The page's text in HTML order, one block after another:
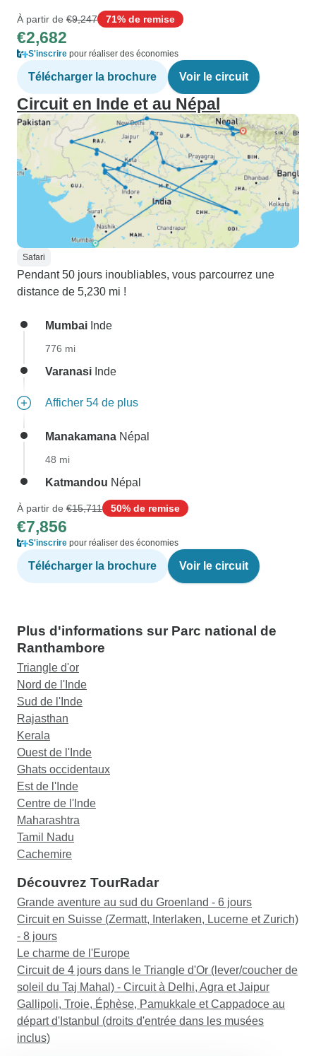
À partir de €9,247 71% de remise
€2,682
S'inscrire pour réaliser des économies
Télécharger la brochure Voir le circuit
Circuit en Inde et au Népal
Safari
Pendant 50 jours inoubliables, vous parcourrez une
distance de 5,230 mi !
Mumbai Inde
776 mi
Varanasi Inde
Afficher 54 de plus
Manakamana Népal
48 mi
Katmandou Népal
À partir de €15,711 50% de remise
€7,856
S'inscrire pour réaliser des économies
Télécharger la brochure Voir le circuit
Plus d'informations sur Parc national de
Ranthambore
Triangle d'or
Nord de l'Inde
Sud de l'Inde
Rajasthan
Kerala
Ouest de l'Inde
Ghats occidentaux
Est de l'Inde
Centre de l'Inde
Maharashtra
Tamil Nadu
Cachemire
Découvrez TourRadar
Grande aventure au sud du Groenland - 6 jours
Circuit en Suisse (Zermatt, Interlaken, Lucerne et Zurich)
- 8 jours
Le charme de l'Europe
Circuit de 4 jours dans le Triangle d'Or (lever/coucher de
soleil du Taj Mahal) - Circuit à Delhi, Agra et Jaipur
Gallipoli, Troie, Éphèse, Pamukkale et Cappadoce au
départ d'Istanbul (droits d'entrée dans les musées
inclus)